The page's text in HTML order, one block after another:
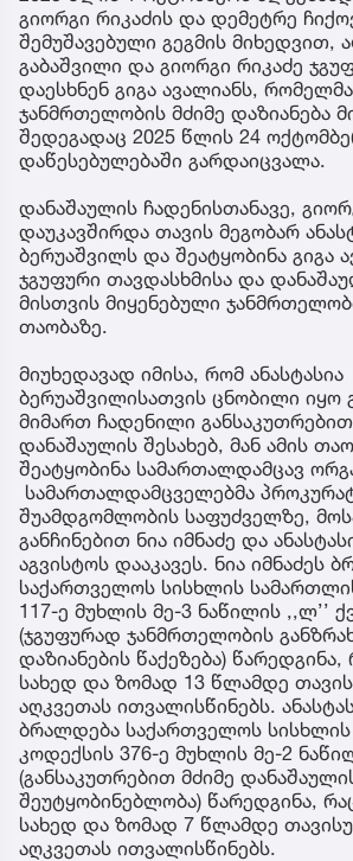
გიორგი რიკაძის და დემეტრე
შემუშავებული გეგმის მიხედვით,
გაბაშვილი და გიორგი რიკაძე
დაესხნენ გიგა ავალიანს,
ჯანმრთელობის მძიმე დაზიანება
შედეგადაც 2025 წლის 24
დაწესებულებაში გარდაიცვალა.
დანაშაულის ჩადენისთანავე,
დაუკავშირდა თავის მეგობარ
ბერუაშვილს და შეატყობინა გიგა
ჯგუფური თავდასხმისა და
მისთვის მიყენებული
თაობაზე.
მიუხედავად იმისა, რომ ანასტასია
ბერუაშვილისათვის ცნობილი იყო
მიმართ ჩადენილი განსაკუთრებით
დანაშაულის შესახებ, მან ამის
შეატყობინა სამართალდამცავ
სამართალდამცველებმა
შუამდგომლობის საფუძველზე,
განჩინებით ნია იმნაძე და
აგვისტოს დააკავეს. ნია იმნაძეს
საქართველოს სისხლის
117-ე მუხლის მე-3 ნაწილის ,,ლ’’
(ჯგუფურად ჯანმრთელობის
დაზიანების წაქეზება) წარედგინა,
სახედ და ზომად 13 წლამდე
აღკვეთას ითვალისწინებს.
ბრალდება საქართველოს
კოდექსის 376-ე მუხლის მე-2
(განსაკუთრებით მძიმე
შეუტყობინებლობა) წარედგინა,
სახედ და ზომად 7 წლამდე
აღკვეთას ითვალისწინებს.